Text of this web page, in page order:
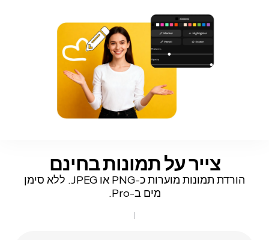
צייר על תמונות בחינם
הורדת תמונות מוערות כ-PNG או JPEG. ללא סימן
מים ב-Pro.